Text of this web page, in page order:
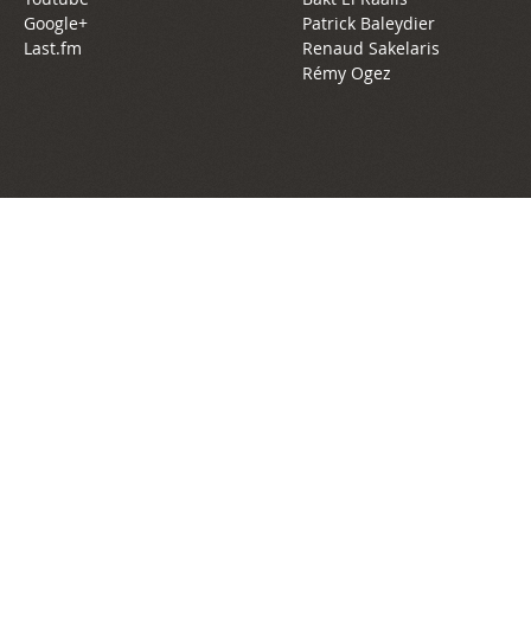
Google+
Last.fm
Patrick Baleydier
Renaud Sakelaris
Rémy Ogez